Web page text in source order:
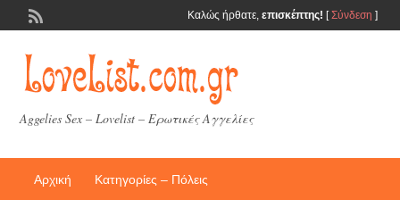
Καλώς ήρθατε, επισκέπτης! [Σύνδεση ]
Aggelies Sex – Lovelist – Ερωτικές Αγγελίες
Αρχική Κατηγορίες – Πόλεις